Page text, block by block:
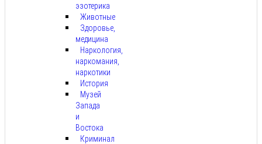
эзотерика
Животные
Здоровье,
медицина
Наркология,
наркомания,
наркотики
История
Музей
Запада
и
Востока
Криминал